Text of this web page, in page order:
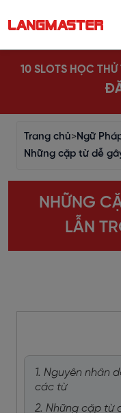
10 SLOTS HỌC
Trang chủ>Ngữ
Những cặp từ dễ
NHỮNG
LẪN
1. Nguyên nhân
các từ
2. Những cặp từ